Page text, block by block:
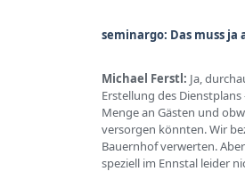
seminargo: Das muss
Michael Ferstl: Ja,
Erstellung des
Menge an Gästen und
versorgen könnten. Wir
Bauernhof verwerten.
speziell im Ennstal leider